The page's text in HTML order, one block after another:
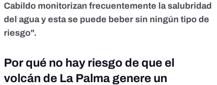
Cabildo monitorizan frecuentemente la salubridad
del agua y esta se puede beber sin ningún tipo de
riesgo".
Por qué no hay riesgo de que el
volcán de La Palma genere un